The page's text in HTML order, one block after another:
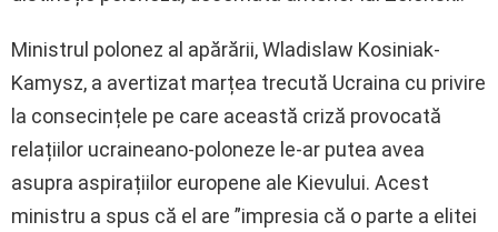
Ministrul polonez al apărării, Wladislaw Kosiniak-
Kamysz, a avertizat marțea trecută Ucraina cu privire
la consecințele pe care această criză provocată
relațiilor ucraineano-poloneze le-ar putea avea
asupra aspirațiilor europene ale Kievului. Acest
ministru a spus că el are ”impresia că o parte a elitei